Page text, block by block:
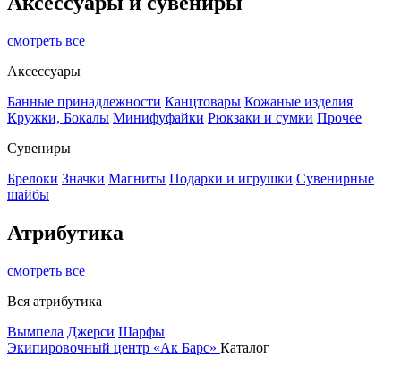
смотреть все
Аксессуары
Банные принадлежности Канцтовары Кожаные изделия
Кружки, Бокалы Минифуфайки Рюкзаки и сумки Прочее
Сувениры
Брелоки Значки Магниты Подарки и игрушки Сувенирные
шайбы
Атрибутика
смотреть все
Вся атрибутика
Вымпела Джерси Шарфы
Экипировочный центр «Ак Барс» Каталог